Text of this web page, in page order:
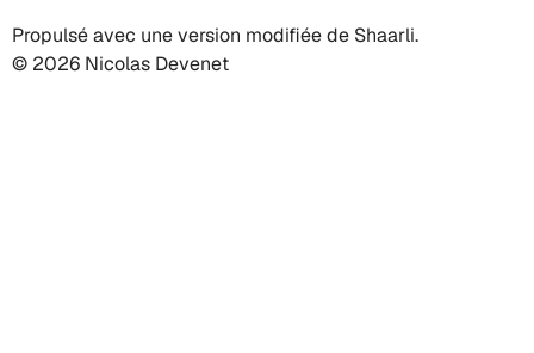
Propulsé avec une version modifiée de Shaarli.
© 2026 Nicolas Devenet